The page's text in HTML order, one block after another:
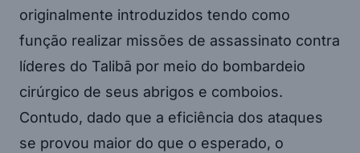
originalmente introduzidos tendo como
função realizar missões de assassinato contra
líderes do Talibã por meio do bombardeio
cirúrgico de seus abrigos e comboios.
Contudo, dado que a eficiência dos ataques
se provou maior do que o esperado, o